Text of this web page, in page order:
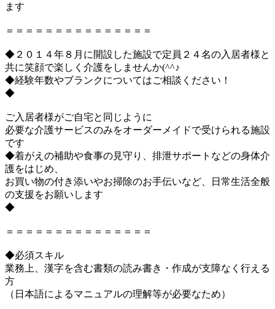
ます
＝＝＝＝＝＝＝＝＝＝＝＝＝＝＝
◆２０１４年８月に開設した施設で定員２４名の入居者様と
共に笑顔で楽しく介護をしませんか(^^♪
◆経験年数やブランクについてはご相談ください！
◆
ご入居者様がご自宅と同じように
必要な介護サービスのみをオーダーメイドで受けられる施設
です
◆着がえの補助や食事の見守り、排泄サポートなどの身体介
護をはじめ、
お買い物の付き添いやお掃除のお手伝いなど、日常生活全般
の支援をお願いします
◆
＝＝＝＝＝＝＝＝＝＝＝＝＝＝＝
◆必須スキル
業務上、漢字を含む書類の読み書き・作成が支障なく行える
方
（日本語によるマニュアルの理解等が必要なため）